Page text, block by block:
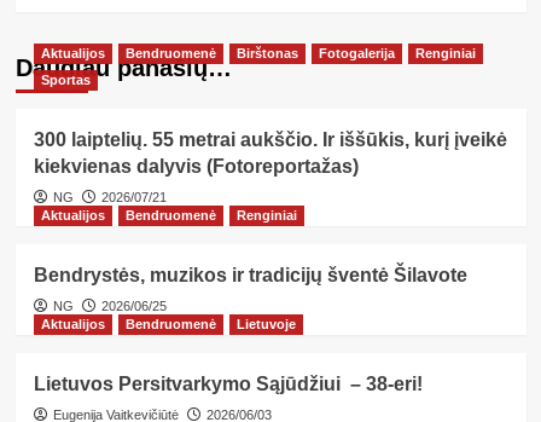
Daugiau panašių…
Aktualijos Bendruomenė Birštonas Fotogalerija
Renginiai
Sportas
300 laiptelių. 55 metrai aukščio. Ir iššūkis, kurį įveikė
kiekvienas dalyvis (Fotoreportažas)
NG
2026/07/21
Aktualijos
Bendruomenė Renginiai
Bendrystės, muzikos ir tradicijų šventė Šilavote
NG
2026/06/25
Aktualijos
Bendruomenė Lietuvoje
Lietuvos Persitvarkymo Sąjūdžiui – 38-eri!
Eugenija Vaitkevičiūtė 2026/06/03